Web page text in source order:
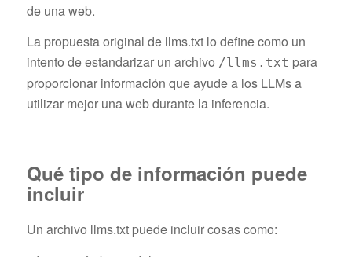
de una web.
La propuesta original de llms.txt lo define como un
intento de estandarizar un archivo /llms.txt para
proporcionar información que ayude a los LLMs a
utilizar mejor una web durante la inferencia.
Qué tipo de información puede
incluir
Un archivo llms.txt puede incluir cosas como: